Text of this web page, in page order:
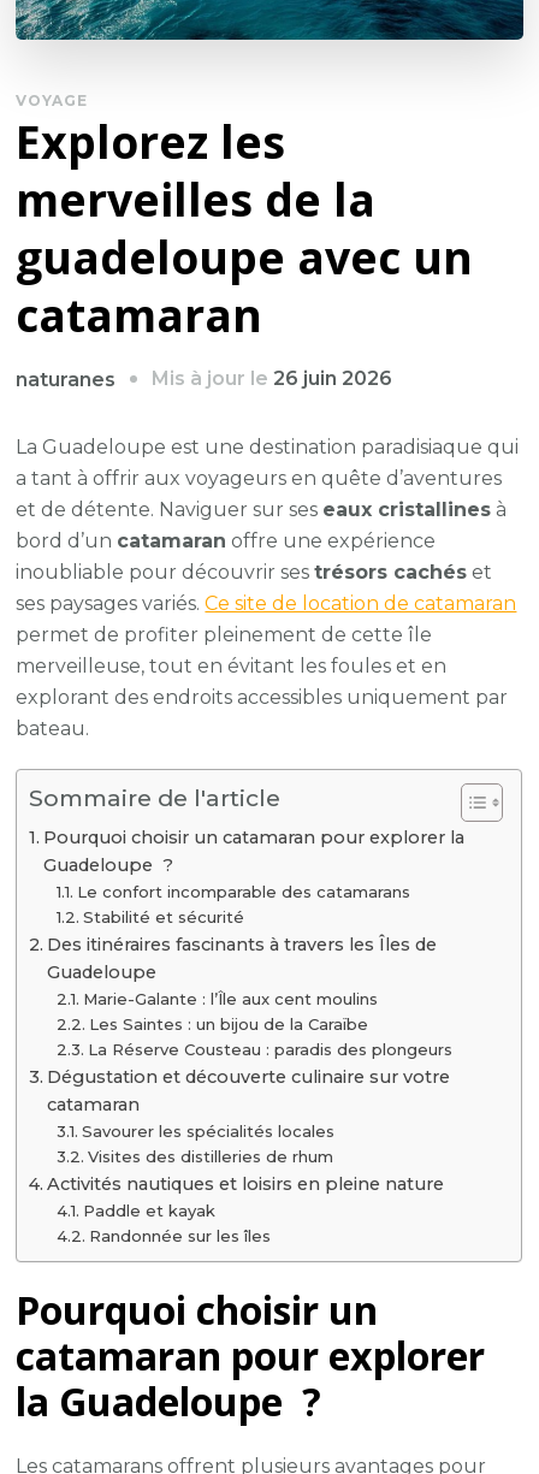
VOYAGE
Explorez les
merveilles de la
guadeloupe avec un
catamaran
naturanes Mis à jour le26 juin 2026
La Guadeloupe est une destination paradisiaque qui
a tant à offrir aux voyageurs en quête d’aventures
et de détente. Naviguer sur ses eaux cristallines à
bord d’un catamaran offre une expérience
inoubliable pour découvrir sestrésors cachés et
ses paysages variés.Ce site de location de catamaran
permet de profiter pleinement de cette île
merveilleuse, tout en évitant les foules et en
explorant des endroits accessibles uniquement par
bateau.
Sommaire de l'article
Pourquoi choisir un catamaran pour explorer la
Guadeloupe ?
Le confort incomparable des catamarans
Stabilité et sécurité
Des itinéraires fascinants à travers les Îles de
Guadeloupe
Marie-Galante : l’Île aux cent moulins
Les Saintes : un bijou de la Caraïbe
La Réserve Cousteau : paradis des plongeurs
Dégustation et découverte culinaire sur votre
catamaran
Savourer les spécialités locales
Visites des distilleries de rhum
Activités nautiques et loisirs en pleine nature
Paddle et kayak
Randonnée sur les îles
Pourquoi choisir un
catamaran pour explorer
la Guadeloupe ?
Les catamarans offrent plusieurs avantages pour